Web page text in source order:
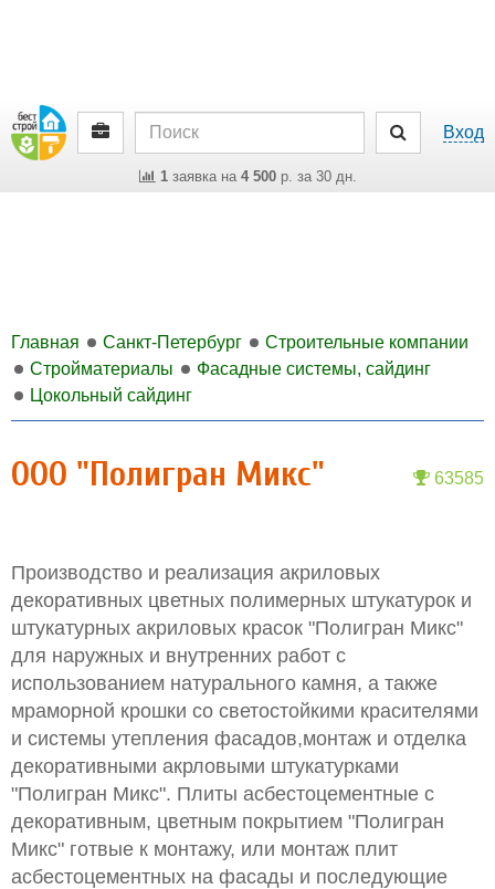
Вход
1заявка на 4 500р. за 30 дн.
Главная Санкт-Петербург
Строительные компании
Стройматериалы
Фасадные системы, сайдинг
Цокольный сайдинг
63585
ООО "Полигран Микс"
Производство и реализация акриловых
декоративных цветных полимерных штукатурок и
штукатурных акриловых красок "Полигран Микс"
для наружных и внутренних работ с
использованием натурального камня, а также
мраморной крошки со светостойкими красителями
и системы утепления фасадов,монтаж и отделка
декоративными акрловыми штукатурками
"Полигран Микс". Плиты асбестоцементные с
декоративным, цветным покрытием "Полигран
Микс" готвые к монтажу, или монтаж плит
асбестоцементных на фасады и последующие